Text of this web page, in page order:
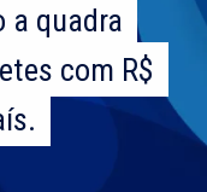
a quadra
com R$
a quadra
com R$